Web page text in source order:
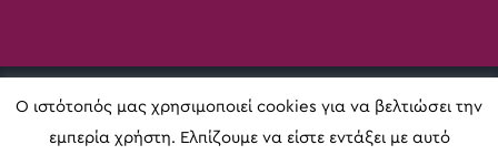
Copyright 2020 Δήμος Πηνειού | All Rights Reserved |
Κατασκευή ιστοσελίδαςDigital Act
Ο ιστότοπός μας χρησιμοποιεί cookies για να βελτιώσει την
εμπερία χρήστη. Ελπίζουμε να είστε εντάξει με αυτό